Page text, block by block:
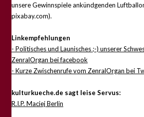
unsere Gewinnspiele ankündgenden
pixabay.com).
Linkempfehlungen
- Politisches und Launisches ;-) unserer
ZenralOrgan bei facebook
- Kurze Zwischenrufe vom ZenralOrgan bei
kulturkueche.de sagt leise Servus:
R.I.P. Maciej Berlin